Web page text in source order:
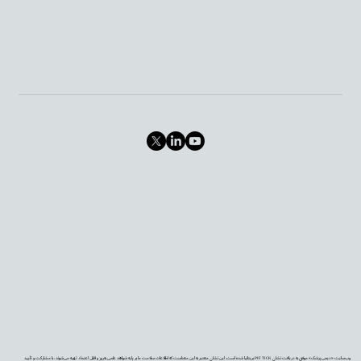
وب‌سایت «دیجی‌پزشک» موفق به دریافت نشان PIF TICK بریتانیا شده است. این نشان معتبر به این معناست که اطلاعات سلامت ما بر پایه شواهد علمی به‌روز و قابل اعتماد تهیه می‌شوند، با مشارکت و تأیید